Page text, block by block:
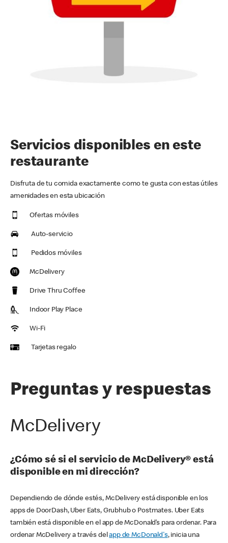
Servicios disponibles en este
restaurante
Disfruta de tu comida exactamente como te gusta con estas útiles
amenidades en esta ubicación
Ofertas móviles
Auto-servicio
Pedidos móviles
McDelivery
Drive Thru Coffee
Indoor Play Place
Wi-Fi
Tarjetas regalo
Preguntas y respuestas
McDelivery
¿Cómo sé si el servicio de McDelivery® está
disponible en mi dirección?
Dependiendo de dónde estés, McDelivery está disponible en los
apps de DoorDash, Uber Eats, Grubhub o Postmates. Uber Eats
también está disponible en el app de McDonald’s para ordenar. Para
ordenar McDelivery a través delapp de McDonald's, inicia una